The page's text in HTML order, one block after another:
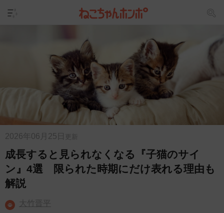
2026年06月25日 更新
成長すると見られなくなる『子猫のサイ
ン』4選 限られた時期にだけ表れる理由も
解説
大竹晋平